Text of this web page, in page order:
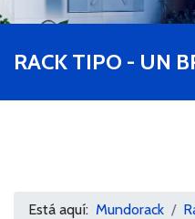
RACK TIPO - UN
Está aquí: Mundorack